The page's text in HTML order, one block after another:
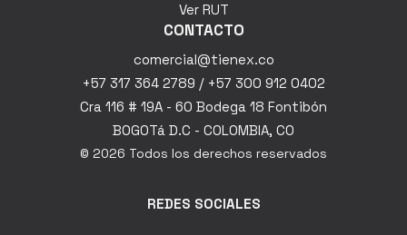
Ver RUT
CONTACTO
comercial@tienex.co
+57 317 364 2789 / +57 300 912 0402
Cra 116 # 19A - 60 Bodega 18 Fontibón
BOGOTá D.C - COLOMBIA, CO
© 2026 Todos los derechos reservados
REDES SOCIALES